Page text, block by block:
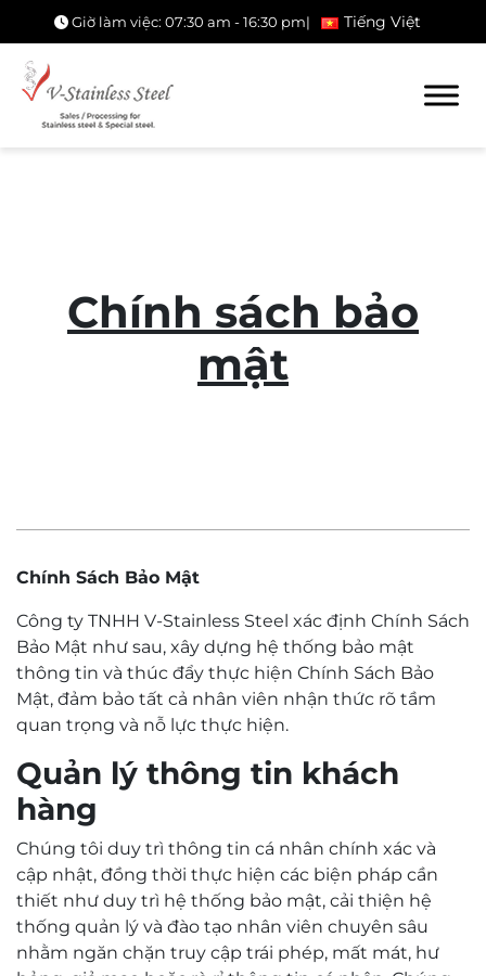
Giờ làm việc: 07:30 am - 16:30 pm| Tiếng Việt
Chính sách bảo
mật
Chính Sách Bảo Mật
Công ty TNHH V-Stainless Steel xác định Chính Sách
Bảo Mật như sau, xây dựng hệ thống bảo mật
thông tin và thúc đẩy thực hiện Chính Sách Bảo
Mật, đảm bảo tất cả nhân viên nhận thức rõ tầm
quan trọng và nỗ lực thực hiện.
Quản lý thông tin khách
hàng
Chúng tôi duy trì thông tin cá nhân chính xác và
cập nhật, đồng thời thực hiện các biện pháp cần
thiết như duy trì hệ thống bảo mật, cải thiện hệ
thống quản lý và đào tạo nhân viên chuyên sâu
nhằm ngăn chặn truy cập trái phép, mất mát, hư